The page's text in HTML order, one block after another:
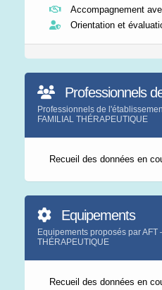
Accompagnement
Orientation et
Professionnels
Professionnels de
FAMILIAL THÉRAPEUTIQUE
Recueil des données en
Equipements
Equipements proposés par AFT
THÉRAPEUTIQUE
Recueil des données en